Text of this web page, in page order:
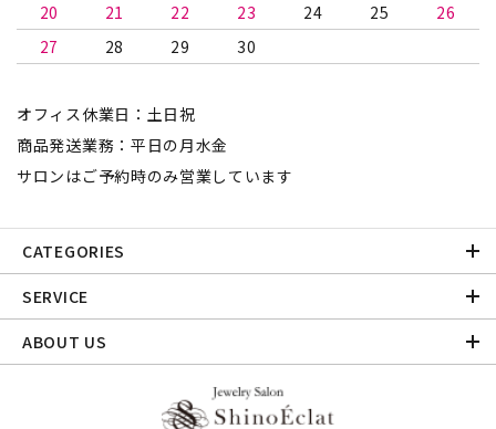
20
21 22 23 24 25
26
27
28 29 30
オフィス休業日：土日祝
商品発送業務：平日の月水金
サロンはご予約時のみ営業しています
CATEGORIES
SERVICE
ABOUT US